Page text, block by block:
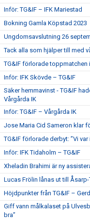
Inför: TG&IF – IFK Mariestad
Bokning Gamla Köpstad 2023
Ungdomsavslutning 26
Tack alla som hjälper till med
TG&IF förlorade toppmatchen
Inför: IFK Skövde – TG&IF
Säker hemmavinst - TG&IF
Vårgårda IK
Inför: TG&IF – Vårgårda IK
Jose Maria Cid Sameron klar
TG&IF förlorade derbyt: ”Vi
Inför: IFK Tidaholm – TG&IF
Xheladin Brahimi är ny
Lucas Frölin lånas ut till Åsarp-
Höjdpunkter från TG&IF –
Giff vann målkalaset på
bra”